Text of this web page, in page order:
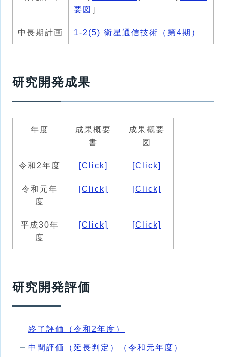
要図 ］
中長期計画 1-2(5) 衛星通信技術（第4期）
研究開発成果
年度
成果概要
書
成果概要
図
令和2年度 [Click] [Click]
令和元年
度
[Click] [Click]
平成30年
度
[Click] [Click]
研究開発評価
終了評価（令和2年度）
中間評価（延長判定）（令和元年度）